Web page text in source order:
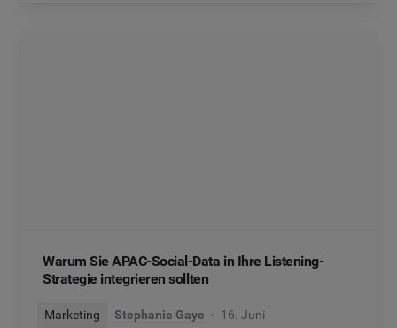
Warum Sie APAC-Social-Data in Ihre Listening-
Strategie integrieren sollten
Marketing Stephanie Gaye 16. Juni